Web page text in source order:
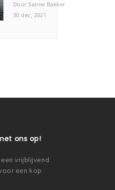
Door Sanne Bakker
30 dec, 2021
ons op!
vrijblijvend
een kop